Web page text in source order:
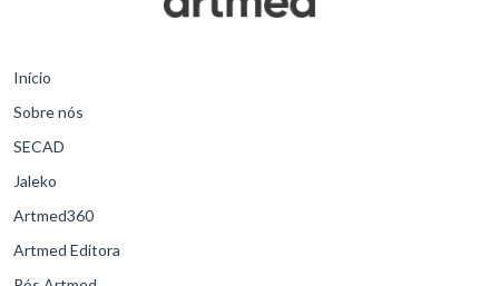
Início
Sobre nós
SECAD
Jaleko
Artmed360
Artmed Editora